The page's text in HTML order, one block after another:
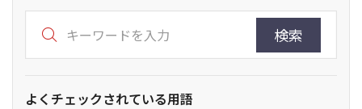
検索
よくチェックされている用語